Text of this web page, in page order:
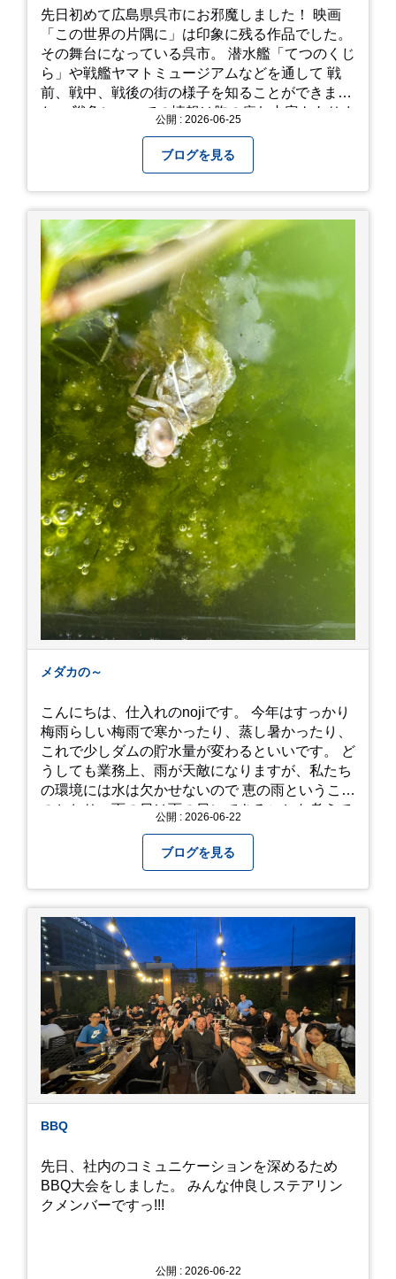
先日初めて広島県呉市にお邪魔しました！ 映画
「この世界の片隅に」は印象に残る作品でした。
その舞台になっている呉市。 潜水艦「てつのくじ
ら」や戦艦ヤマトミュージアムなどを通して 戦
前、戦中、戦後の街の様子を知ることができまし
た。 戦争についての情報は胸の痛む内容もありま
て本当に良かったです！ そして美味しい物もたく
さん。 写真は地元のスーパーで買った自分へのお
土産たち。 お好み焼きもやっぱり美味しいです
ね！ 広島また遊びに行きたいです♪
公開 : 2026-06-25
ブログを見る
メダカの～
こんにちは、仕入れのnojiです。 今年はすっかり
梅雨らしい梅雨で寒かったり、蒸し暑かったり、
これで少しダムの貯水量が変わるといいです。 ど
うしても業務上、雨が天敵になりますが、私たち
の環境には水は欠かせないので 恵の雨というこば
のとおり、雨の日は雨の日にできることを考えて
になってしまいましたが、お家には代々10年以上
続く ヒメダカがいますが、そのメダカの池にはト
ンボが卵を産んで、ヤゴがいたり、変な虫が いた
りします。ヤゴはメダカを食べてしまうのでほん
とは別にしたいのですが、トンボに かえるところ
が見たくて飼ってみました。 が、途中までかえり
そうでしたが、だめなようでした。 秋にはたくさ
んのトンボが飛んでいますが、自然の中で成虫に
かえるというのは厳しいんだなと 実感しました。
私たち、生かされている以上、一所懸命何かをし
ないともったいないなと メダカのお池のトンボか
ら教えていただきました。
公開 : 2026-06-22
ブログを見る
BBQ
先日、社内のコミュニケーションを深めるため
BBQ大会をしました。 みんな仲良しステアリン
クメンバーですっ!!!
公開 : 2026-06-22